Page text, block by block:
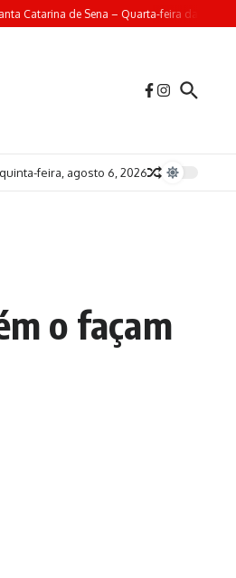
Catarina de Sena – Quarta-feira da 4ª
quinta-feira, agosto 6, 2026
o façam